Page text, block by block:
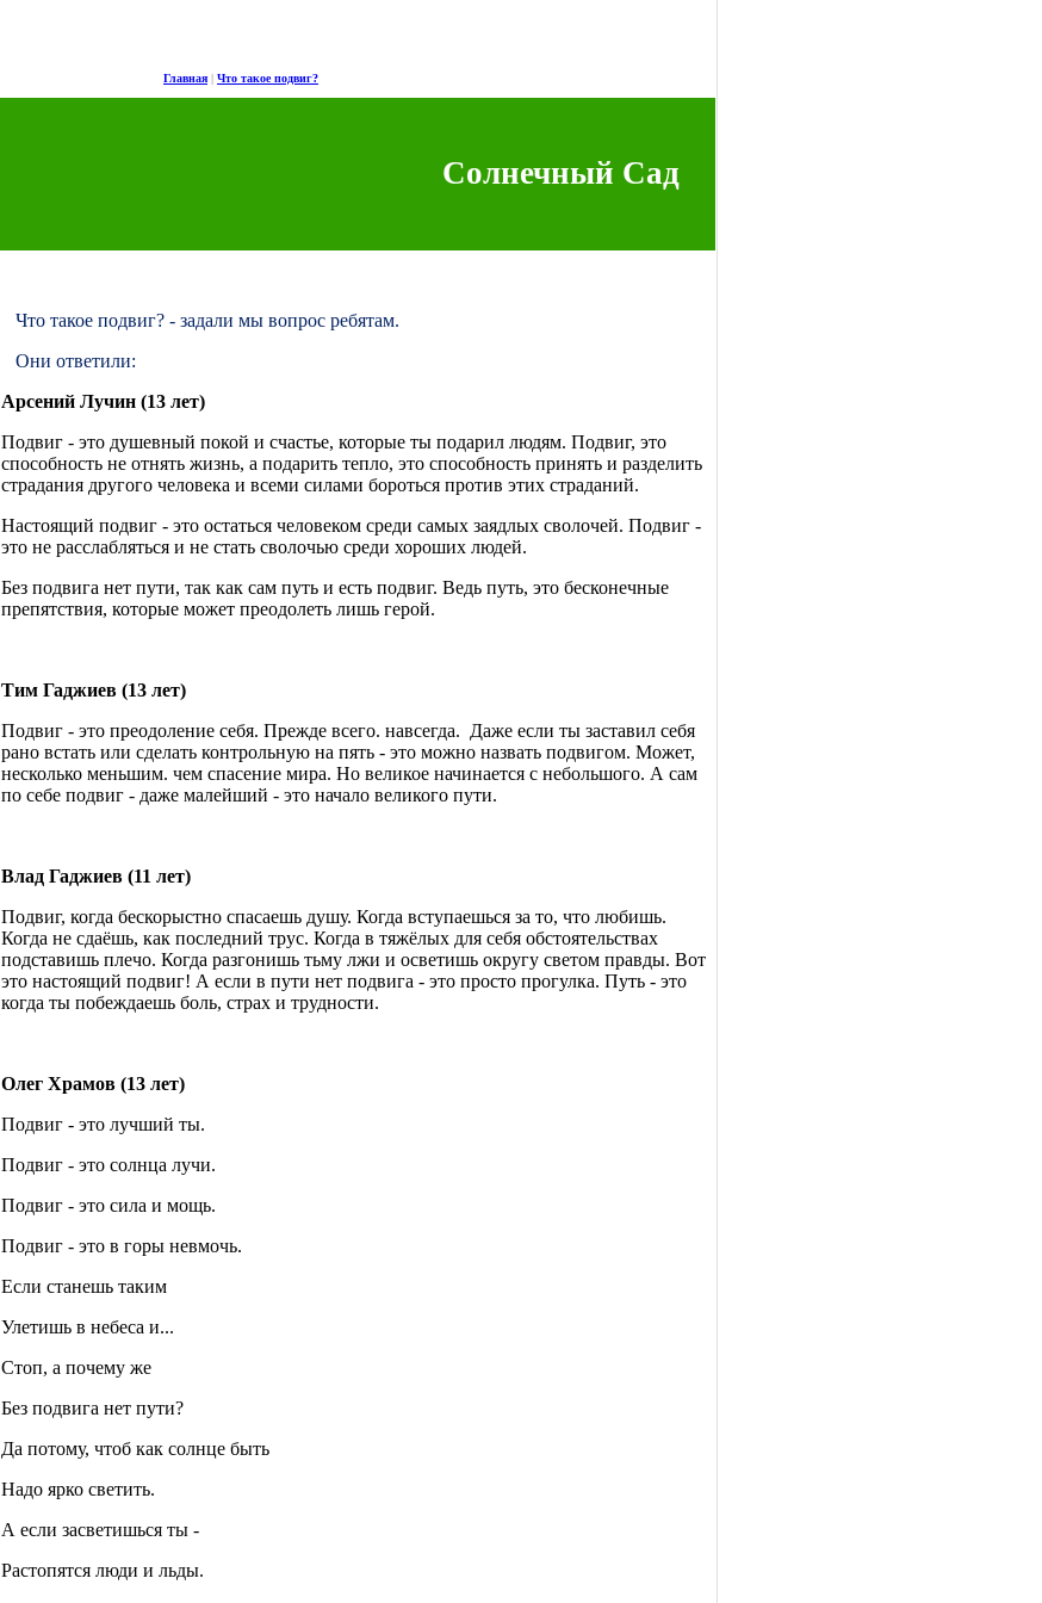
Главная | Что такое подвиг?
Солнечный Сад
Что такое подвиг? - задали мы вопрос ребятам.
Они ответили:
Арсений Лучин (13 лет)
Подвиг - это душевный покой и счастье, которые ты подарил людям. Подвиг, это
способность не отнять жизнь, а подарить тепло, это способность принять и разделить
страдания другого человека и всеми силами бороться против этих страданий.
Настоящий подвиг - это остаться человеком среди самых заядлых сволочей. Подвиг -
это не расслабляться и не стать сволочью среди хороших людей.
Без подвига нет пути, так как сам путь и есть подвиг. Ведь путь, это бесконечные
препятствия, которые может преодолеть лишь герой.
Тим Гаджиев (13 лет)
Подвиг - это преодоление себя. Прежде всего. навсегда. Даже если ты заставил себя
рано встать или сделать контрольную на пять - это можно назвать подвигом. Может,
несколько меньшим. чем спасение мира. Но великое начинается с небольшого. А сам
по себе подвиг - даже малейший - это начало великого пути.
Влад Гаджиев (11 лет)
Подвиг, когда бескорыстно спасаешь душу. Когда вступаешься за то, что любишь.
Когда не сдаёшь, как последний трус. Когда в тяжёлых для себя обстоятельствах
подставишь плечо. Когда разгонишь тьму лжи и осветишь округу светом правды. Вот
это настоящий подвиг! А если в пути нет подвига - это просто прогулка. Путь - это
когда ты побеждаешь боль, страх и трудности.
Олег Храмов (13 лет)
Подвиг - это лучший ты.
Подвиг - это солнца лучи.
Подвиг - это сила и мощь.
Подвиг - это в горы невмочь.
Если станешь таким
Улетишь в небеса и...
Стоп, а почему же
Без подвига нет пути?
Да потому, чтоб как солнце быть
Надо ярко светить.
А если засветишься ты -
Растопятся люди и льды.